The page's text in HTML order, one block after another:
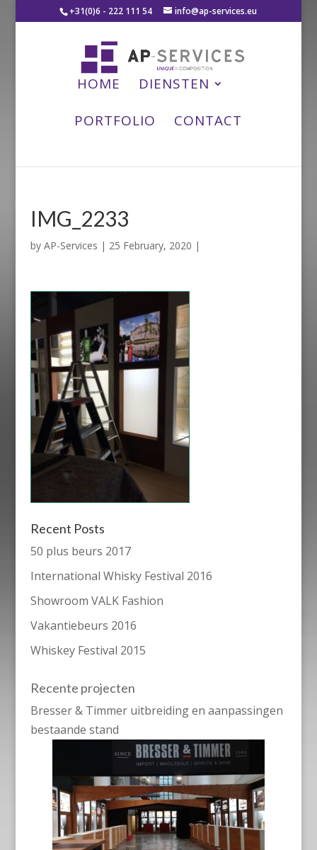
+31(0)6 - 222 111 54 info@ap-services.eu
HOME
DIENSTEN
PORTFOLIO
CONTACT
IMG_2233
by AP-Services | 25 February, 2020 |
Recent Posts
50 plus beurs 2017
International Whisky Festival 2016
Showroom VALK Fashion
Vakantiebeurs 2016
Whiskey Festival 2015
Recente projecten
Bresser & Timmer uitbreiding en aanpassingen
bestaande stand